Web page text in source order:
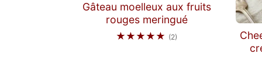
Gâteau moelleux aux fruits
rouges meringué
★★★★★ (2)